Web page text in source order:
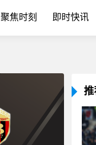
聚焦时刻 即时快讯
推